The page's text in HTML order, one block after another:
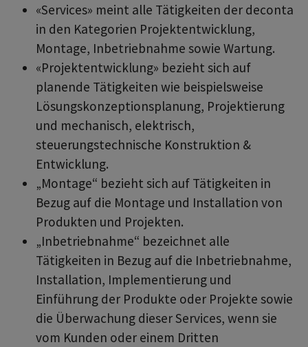
«Services» meint alle Tätigkeiten der deconta
in den Kategorien Projektentwicklung,
Montage, Inbetriebnahme sowie Wartung.
«Projektentwicklung» bezieht sich auf
planende Tätigkeiten wie beispielsweise
Lösungskonzeptionsplanung, Projektierung
und mechanisch, elektrisch,
steuerungstechnische Konstruktion &
Entwicklung.
„Montage“ bezieht sich auf Tätigkeiten in
Bezug auf die Montage und Installation von
Produkten und Projekten.
„Inbetriebnahme“ bezeichnet alle
Tätigkeiten in Bezug auf die Inbetriebnahme,
Installation, Implementierung und
Einführung der Produkte oder Projekte sowie
die Überwachung dieser Services, wenn sie
vom Kunden oder einem Dritten